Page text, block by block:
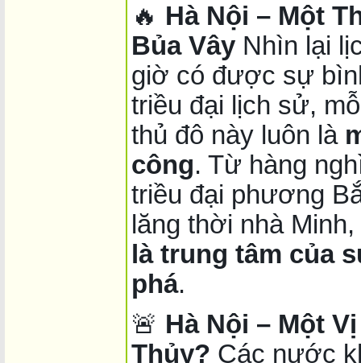
🔥 Hà Nội – Một
Bủa Vây Nhìn lại
giờ có được sự
triều đại lịch sử,
thủ đô này luôn là
công. Từ hàng
triều đại phương
lăng thời nhà
là trung tâm của
phá.
🚨 Hà Nội – Một
Thủy? Các nước